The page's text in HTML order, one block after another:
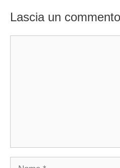
Lascia un commento
Nome